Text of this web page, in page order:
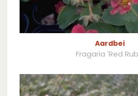
Aardbei
Fragaria 'Red